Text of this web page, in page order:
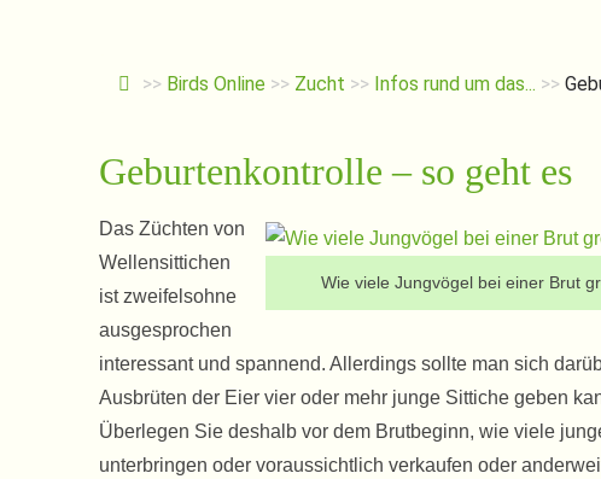
>> Birds Online >> Zucht >> Infos rund um das... >>
Geburtenkontrolle – so geht es
Wie viele Jungvögel bei einer Brut
Das Züchten von
Wellensittichen
ist zweifelsohne
ausgesprochen
interessant und spannend. Allerdings sollte man sich
Ausbrüten der Eier vier oder mehr junge Sittiche geben
Überlegen Sie deshalb vor dem Brutbeginn, wie viele
unterbringen oder voraussichtlich verkaufen oder